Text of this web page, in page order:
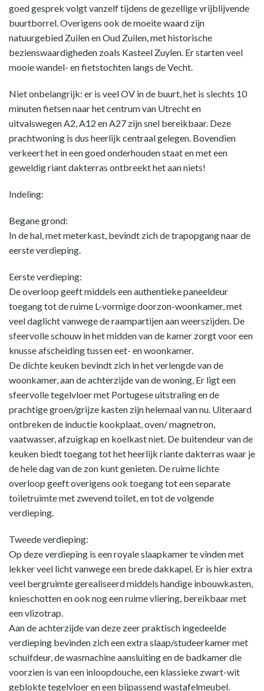
goed gesprek volgt vanzelf tijdens de gezellige vrijblijvende
buurtborrel. Overigens ook de moeite waard zijn
natuurgebied Zuilen en Oud Zuilen, met historische
bezienswaardigheden zoals Kasteel Zuylen. Er starten veel
mooie wandel- en fietstochten langs de Vecht.
Niet onbelangrijk: er is veel OV in de buurt, het is slechts 10
minuten fietsen naar het centrum van Utrecht en
uitvalswegen A2, A12 en A27 zijn snel bereikbaar. Deze
prachtwoning is dus heerlijk centraal gelegen. Bovendien
verkeert het in een goed onderhouden staat en met een
geweldig riant dakterras ontbreekt het aan niets!
Indeling:
Begane grond:
In de hal, met meterkast, bevindt zich de trapopgang naar de
eerste verdieping.
Eerste verdieping:
De overloop geeft middels een authentieke paneeldeur
toegang tot de ruime L-vormige doorzon-woonkamer, met
veel daglicht vanwege de raampartijen aan weerszijden. De
sfeervolle schouw in het midden van de kamer zorgt voor een
knusse afscheiding tussen eet- en woonkamer.
De dichte keuken bevindt zich in het verlengde van de
woonkamer, aan de achterzijde van de woning, Er ligt een
sfeervolle tegelvloer met Portugese uitstraling en de
prachtige groen/grijze kasten zijn helemaal van nu. Uiteraard
ontbreken de inductie kookplaat, oven/ magnetron,
vaatwasser, afzuigkap en koelkast niet. De buitendeur van de
keuken biedt toegang tot het heerlijk riante dakterras waar je
de hele dag van de zon kunt genieten. De ruime lichte
overloop geeft overigens ook toegang tot een separate
toiletruimte met zwevend toilet, en tot de volgende
verdieping.
Tweede verdieping:
Op deze verdieping is een royale slaapkamer te vinden met
lekker veel licht vanwege een brede dakkapel. Er is hier extra
veel bergruimte gerealiseerd middels handige inbouwkasten,
knieschotten en ook nog een ruime vliering, bereikbaar met
een vlizotrap.
Aan de achterzijde van deze zeer praktisch ingedeelde
verdieping bevinden zich een extra slaap/studeerkamer met
schuifdeur, de wasmachine aansluiting en de badkamer die
voorzien is van een inloopdouche, een klassieke zwart-wit
geblokte tegelvloer en een bijpassend wastafelmeubel.